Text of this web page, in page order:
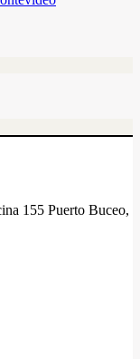
155 Puerto Buceo,